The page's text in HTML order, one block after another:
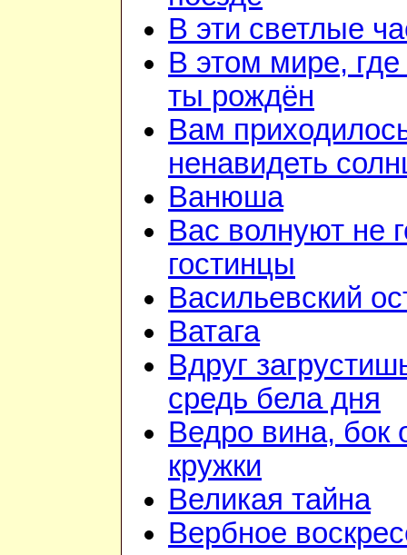
В эти светлые
В этом мире,
ты рождён
Вам
ненавидеть
Ванюша
Вас волнуют не
гостинцы
Васильевский
Ватага
Вдруг
средь бела дня
Ведро вина, бок
кружки
Великая тайна
Вербное